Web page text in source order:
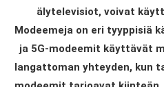
älytelevisiot, voivat
Modeemeja on eri tyyppisiä
ja 5G-modeemit käyttävät
langattoman yhteyden, kun